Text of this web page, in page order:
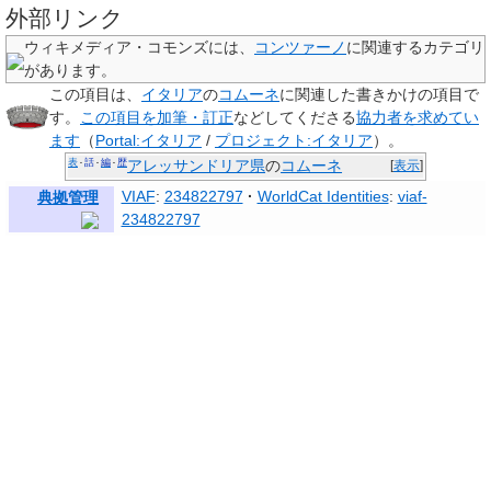
外部リンク
ウィキメディア・コモンズには、 コンツァーノ に関連するカテゴリ
があります。
この項目は、 イタリアのコムーネに関連した書きかけの項目 で
す。
この項目を加筆・訂正などしてくださる協力者を求めてい
ます （Portal:イタリア / プロジェクト:イタリア）。
[表示]
表 話 編 歴アレッサンドリア県のコムーネ
典拠管理 VIAF: 234822797 WorldCat Identities: viaf-
234822797